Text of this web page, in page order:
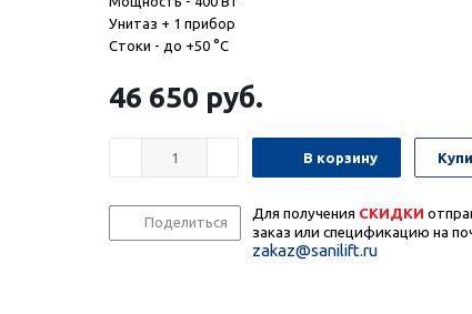
Унитаз + 1 прибор
Стоки - до +50 °С
46 650 руб.
В корзину
Поделиться Для получения СКИДКИ
заказ или спецификацию на
zakaz@sanilift.ru